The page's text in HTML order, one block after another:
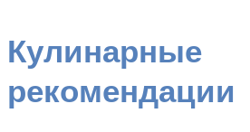
Кулинарные
рекомендации